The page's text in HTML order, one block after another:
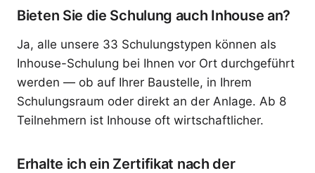
Bieten Sie die Schulung auch Inhouse an?
Ja, alle unsere 33 Schulungstypen können als
Inhouse-Schulung bei Ihnen vor Ort durchgeführt
werden — ob auf Ihrer Baustelle, in Ihrem
Schulungsraum oder direkt an der Anlage. Ab 8
Teilnehmern ist Inhouse oft wirtschaftlicher.
Erhalte ich ein Zertifikat nach der